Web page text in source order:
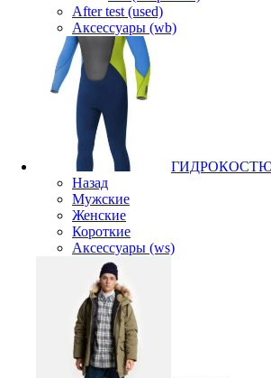
After test (used)
Аксессуары (wb)
Назад
Мужские
Женские
Короткие
Аксессуары (ws)